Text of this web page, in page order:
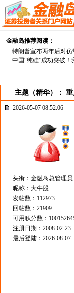
金融岛推荐阅读：
特朗普宣布两年后对仿
中国“纯硅”成功突破！
主题（精华）：
2026-05-07 08:52:06
头衔：金融岛总管理员
昵称：大牛股
发帖数：112973
回帖数：21909
可用积分数：
注册日期：2008-02-23
最后登陆：2026-08-07